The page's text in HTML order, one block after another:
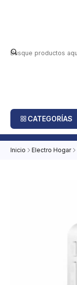
CATEGORÍAS
Inicio Electro Hogar